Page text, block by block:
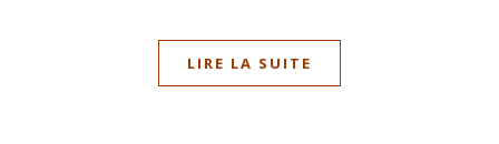
LIRE LA SUITE